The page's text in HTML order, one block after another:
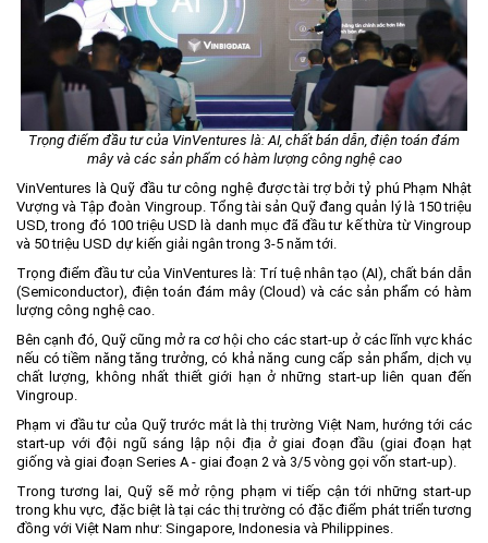
Quản lý và vận hành dự án đầu tư
Đất đai
Đầu tư
Khu CNC Hòa Lạc
Lao động
Môi trường
Quy hoạch - Xây dựng
Ưu đãi đầu tư
Công nghệ và Sản phẩm
Văn bản khác
Tuyển dụng
Công khai ngân sách
FAQs
Liên hệ - Liên kết ▼
Liên kết
Liên hệ
Trọng điểm đầu tư của VinVentures là: AI, chất bán dẫn, điện toán đám
mây và các sản phẩm có hàm lượng công nghệ cao
VinVentures là Quỹ đầu tư công nghệ được tài trợ bởi tỷ phú Phạm Nhật
Vượng và Tập đoàn Vingroup. Tổng tài sản Quỹ đang quản lý là 150 triệu
USD, trong đó 100 triệu USD là danh mục đã đầu tư kế thừa từ Vingroup
và 50 triệu USD dự kiến giải ngân trong 3-5 năm tới.
Trọng điểm đầu tư của VinVentures là: Trí tuệ nhân tạo (AI), chất bán dẫn
(Semiconductor), điện toán đám mây (Cloud) và các sản phẩm có hàm
lượng công nghệ cao.
Bên cạnh đó, Quỹ cũng mở ra cơ hội cho các start-up ở các lĩnh vực khác
nếu có tiềm năng tăng trưởng, có khả năng cung cấp sản phẩm, dịch vụ
chất lượng, không nhất thiết giới hạn ở những start-up liên quan đến
Vingroup.
Phạm vi đầu tư của Quỹ trước mắt là thị trường Việt Nam, hướng tới các
start-up với đội ngũ sáng lập nội địa ở giai đoạn đầu (giai đoạn hạt
giống và giai đoạn Series A - giai đoạn 2 và 3/5 vòng gọi vốn start-up).
Trong tương lai, Quỹ sẽ mở rộng phạm vi tiếp cận tới những start-up
trong khu vực, đặc biệt là tại các thị trường có đặc điểm phát triển tương
đồng với Việt Nam như: Singapore, Indonesia và Philippines.